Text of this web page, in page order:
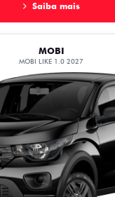
Saiba mais
MOBI
MOBI LIKE 1.0 2027